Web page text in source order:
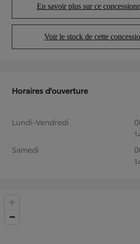
En savoir plus sur ce
(Opens in
Voir le stock de cette
(Opens in new
Horaires d'ouverture
Lundi-Vendredi
Samedi